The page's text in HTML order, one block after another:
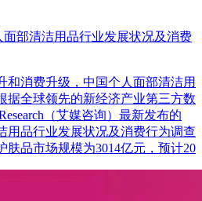
面部清洁用品行业发展状况及消费
和消费升级，中国个人面部清洁用
据全球领先的新经济产业第三方数
（艾媒咨询）最新发布的
用品行业发展状况及消费行为调查
肤品市场规模为3014亿元，预计20